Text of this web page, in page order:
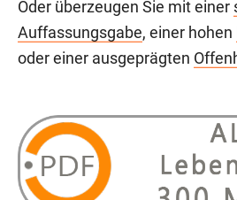
Oder überzeugen Sie mit einer
Auffassungsgabe, einer hohen
oder einer ausgeprägten